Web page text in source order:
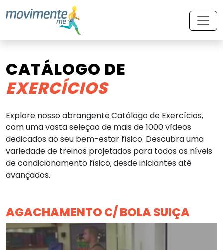
CATÁLOGO DE
EXERCÍCIOS
Explore nosso abrangente Catálogo de Exercícios,
com uma vasta seleção de mais de 1000 vídeos
dedicados ao seu bem-estar físico. Descubra uma
variedade de treinos projetados para todos os níveis
de condicionamento físico, desde iniciantes até
avançados.
AGACHAMENTO C/ BOLA SUIÇA